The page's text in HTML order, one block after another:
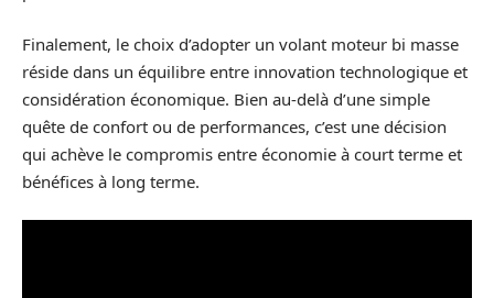
Finalement, le choix d’adopter un volant moteur bi masse
réside dans un équilibre entre innovation technologique et
considération économique. Bien au-delà d’une simple
quête de confort ou de performances, c’est une décision
qui achève le compromis entre économie à court terme et
bénéfices à long terme.